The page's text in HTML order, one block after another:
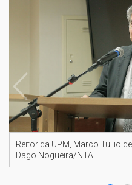
Reitor da UPM, Marco Tullio
Dago Nogueira/NTAI